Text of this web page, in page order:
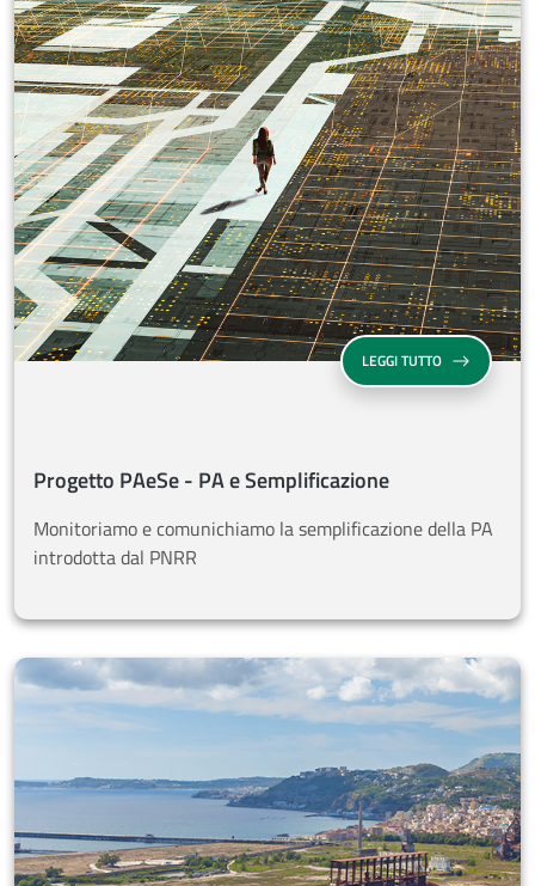
LEGGI TUTTOSU
Progetto PAeSe - PA e Semplificazione
Monitoriamo e comunichiamo la semplificazione della PA
introdotta dal PNRR